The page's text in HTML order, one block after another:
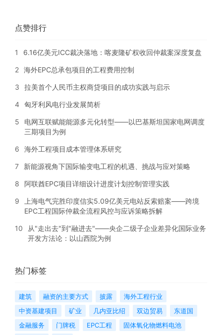
点赞排行
1 6.16亿美元ICC裁决落地：喀麦隆矿权收回仲裁案深度复盘
2 海外EPC总承包项目的工程费用控制
3 拉美首个人民币主权商贷项目的成功实践与启示
4 匈牙利风电行业发展简析
5
电网互联赋能能源多元化转型——以巴基斯坦国家电网调度
三期项目为例
6 海外工程项目成本管理体系研究
7 新能源视角下国际输变电工程的机遇、挑战与应对策略
8 阿联酋EPC项目详细设计进度计划控制管理实践
9
上海电气完胜印度信实5.09亿美元电站反索赔案——跨境
EPC工程国际仲裁全流程风控与应诉策略拆解
10
从"走出去"到"融进去"——央企二级子企业差异化国际业务
开发方法论：以山西院为例
热门标签
建筑 融资的主要方式 披露
海外工程行业
中资基建项目
矿业 几内亚比绍 双边贸易
东道国
金融服务
门牌税 EPC工程 固体氧化物燃料电池